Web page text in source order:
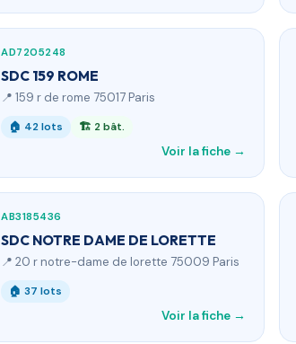
AD7205248
SDC 159 ROME
📍 159 r de rome 75017 Paris
🏠 42 lots 🏗 2 bât.
Voir la fiche →
AB3185436
SDC NOTRE DAME DE LORETTE
📍 20 r notre-dame de lorette 75009 Paris
🏠 37 lots
Voir la fiche →